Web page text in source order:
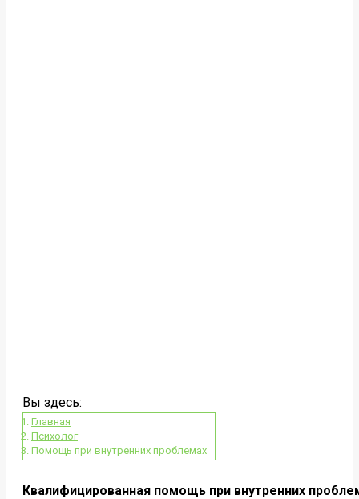
Вы здесь:
Главная
Психолог
Помощь при внутренних проблемах
Квалифицированная помощь при внутренних